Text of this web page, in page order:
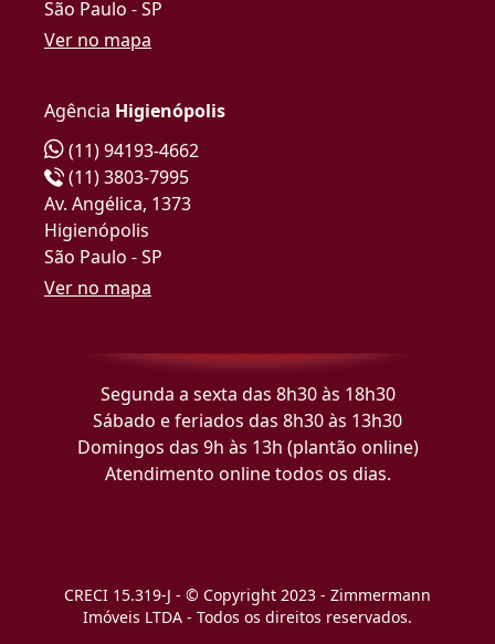
São Paulo - SP
Ver no mapa
Agência Higienópolis
(11) 94193-4662
(11) 3803-7995
Av. Angélica, 1373
Higienópolis
São Paulo - SP
Ver no mapa
Segunda a sexta das 8h30 às 18h30
Sábado e feriados das 8h30 às 13h30
Domingos das 9h às 13h (plantão online)
Atendimento online todos os dias.
CRECI 15.319-J - © Copyright 2023 - Zimmermann
Imóveis LTDA - Todos os direitos reservados.